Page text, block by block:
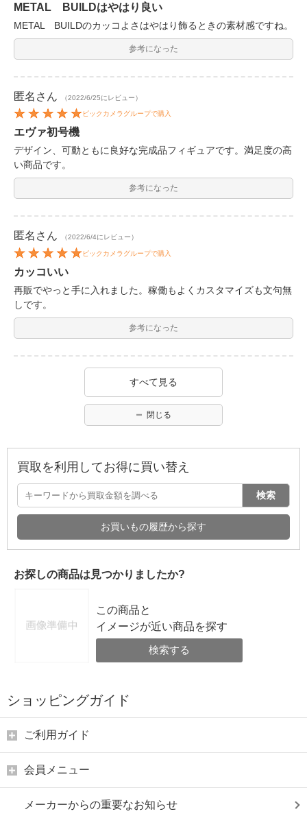
METAL BUILDはやはり良い
METAL BUILDのカッコよさはやはり飾るときの素材感ですね。
参考になった
匿名 さん （2022/6/25にレビュー）
ビックカメラグループで購入
エヴァ初号機
デザイン、可動ともに良好な完成品フィギュアです。満足度の高
い商品です。
参考になった
匿名 さん （2022/6/4にレビュー）
ビックカメラグループで購入
カッコいい
再販でやっと手に入れました。稼働もよくカスタマイズも文句無
しです。
参考になった
すべて見る
閉じる
買取を利用してお得に買い替え
検索
お買いもの履歴から探す
お探しの商品は見つかりましたか?
この商品と
イメージが近い商品を探す
検索する
ショッピングガイド
ご利用ガイド
会員メニュー
メーカーからの重要なお知らせ